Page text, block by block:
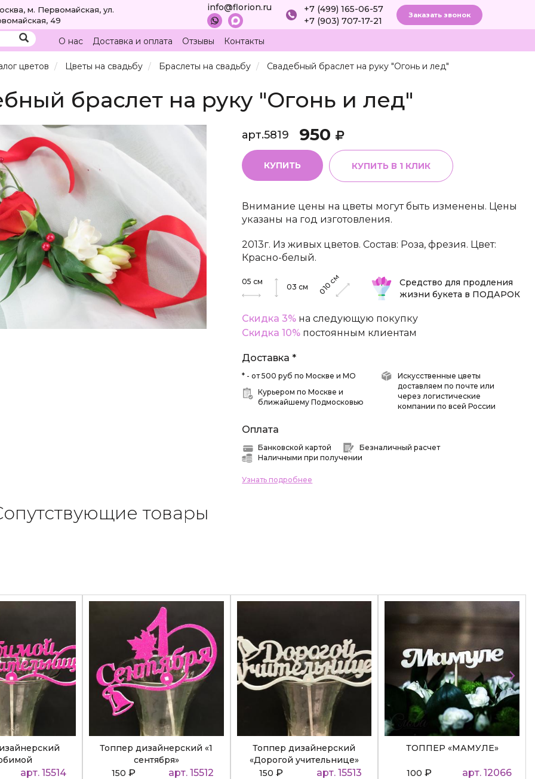
м. Первомайская, ул.
49
info@florion.ru
+7 (499) 165-06-57
+7 (903) 707-17-21
Заказать звонок
О нас Доставка и оплата Отзывы Контакты
цветов Цветы на свадьбу Браслеты на свадьбу Свадебный браслет на руку "Огонь и лед"
браслет на руку "Огонь и лед"
арт.5819 950
КУПИТЬ КУПИТЬ В 1 КЛИК
Внимание цены на цветы могут быть изменены. Цены
указаны на год изготовления.
2013г. Из живых цветов. Состав: Роза, фрезия. Цвет:
Красно-белый.
05 см
03 см 010
см
Средство для продления
жизни букета в ПОДАРОК
Скидка 3% на следующую покупку
Скидка 10% постоянным клиентам
Доставка *
* - от 500 руб по Москве и МО
Курьером по Москве и
ближайшему Подмосковью
Искусственные цветы
доставляем по почте или
через логистические
компании по всей России
Оплата
Банковской картой
Безналичный расчет
Наличными при получении
Узнать подробнее
товары
арт. 15514
Топпер дизайнерский «1
сентября»
150 ₽ арт. 15512
Топпер дизайнерский
«Дорогой учительнице»
150₽ арт. 15513
ТОППЕР «МАМУЛЕ»
100₽ арт. 12066